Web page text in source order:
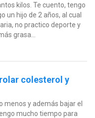
kilos. Te cuento, tengo
un hijo de 2 años, al cual
no practico deporte y
grasa...
colesterol y
menos y además bajar el
mucho tiempo para